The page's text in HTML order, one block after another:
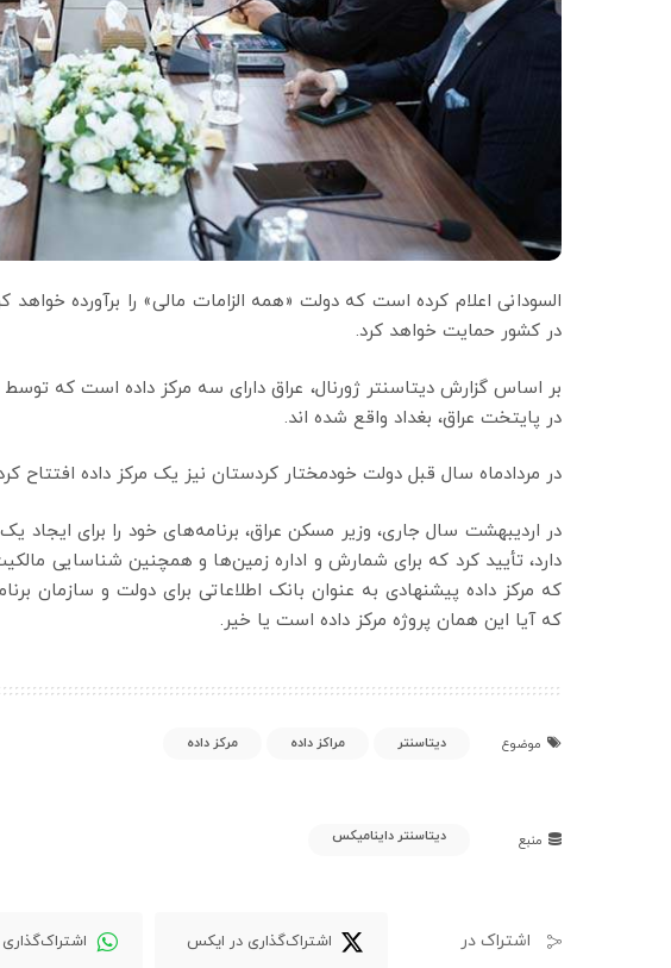
السودانی اعلام کرده است که دولت «همه الزامات مالی» را برآورده
در کشور حمایت خواهد کرد.
در پایتخت عراق، بغداد واقع شده اند.
در مردادماه سال قبل دولت خودمختار کردستان نیز یک مرکز داده افتتاح کرد که طبق
در اردیبهشت سال جاری، وزیر مسکن عراق، برنامه‌های خود را برای
دارد، تأیید کرد که برای شمارش و اداره زمین‌ها و همچنین شناسایی
که مرکز داده پیشنهادی به عنوان بانک اطلاعاتی برای دولت و سازمان
که آیا این همان پروژه مرکز داده است یا خیر.
موضوع دیتاسنتر مراکز داده مرکز داده
منبع دیتاسنتر داینامیکس
اشتراک در اشتراک‌گذاری در ایکس